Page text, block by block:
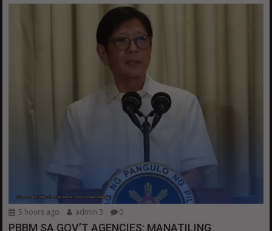
5 hours ago admin 3 0
PBBM SA GOV’T AGENCIES: MANATILING